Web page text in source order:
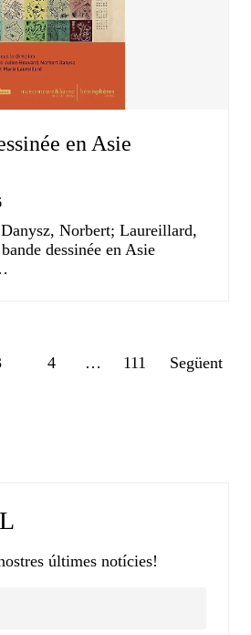
en Asie
Norbert; Laureillard,
dessinée en Asie
Posts
4 … 111 Següent
últimes notícies!